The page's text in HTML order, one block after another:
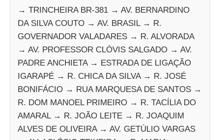
→ TRINCHEIRA BR-381 → AV. BERNARDINO
DA SILVA COUTO → AV. BRASIL → R.
GOVERNADOR VALADARES → R. ALVORADA
→ AV. PROFESSOR CLÓVIS SALGADO → AV.
PADRE ANCHIETA → ESTRADA DE LIGAÇÃO
IGARAPÉ → R. CHICA DA SILVA → R. JOSÉ
BONIFÁCIO → RUA MARQUESA DE SANTOS →
R. DOM MANOEL PRIMEIRO → R. TACÍLIA DO
AMARAL → R. JOÃO LEITE → R. JOAQUIM
ALVES DE OLIVEIRA → AV. GETÚLIO VARGAS